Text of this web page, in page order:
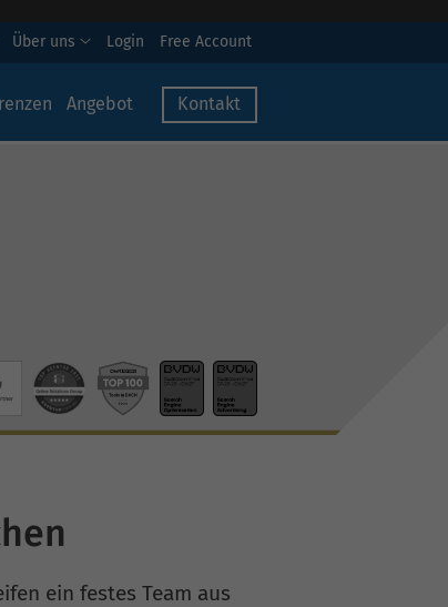
Über uns Login Free Account
Angebot Kontakt
ein festes Team aus